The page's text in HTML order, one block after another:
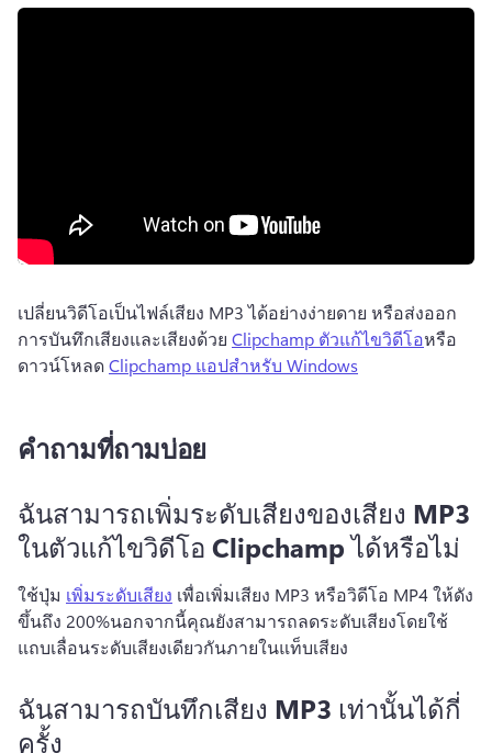
เปลี่ยนวิดีโอเป็นไฟล์เสียง MP3 ได้อย่างง่ายดาย หรือส่งออก
การบันทึกเสียงและเสียงด้วย Clipchamp ตัวแก้ไขวิดีโอหรือ
ดาวน์โหลด Clipchamp แอปสําหรับ Windows
คำถามที่ถามบ่อย
ฉันสามารถเพิ่มระดับเสียงของเสียง MP3
ในตัวแก้ไขวิดีโอ Clipchamp ได้หรือไม่
ใช้ปุ่ม เพิ่มระดับเสียง เพื่อเพิ่มเสียง MP3 หรือวิดีโอ MP4 ให้ดัง
ขึ้นถึง 200%นอกจากนี้คุณยังสามารถลดระดับเสียงโดยใช้
แถบเลื่อนระดับเสียงเดียวกันภายในแท็บเสียง
ฉันสามารถบันทึกเสียง MP3 เท่านั้นได้กี่
ครั้ง